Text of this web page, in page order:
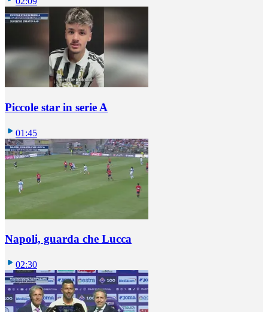
Piccole star in serie A
01:45
Napoli, guarda che Lucca
02:30